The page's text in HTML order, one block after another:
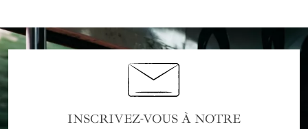
INSCRIVEZ-VOUS À NOTRE